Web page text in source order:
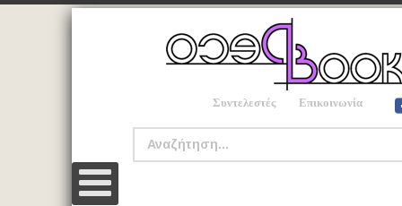
Συντελεστές Επικοινωνία